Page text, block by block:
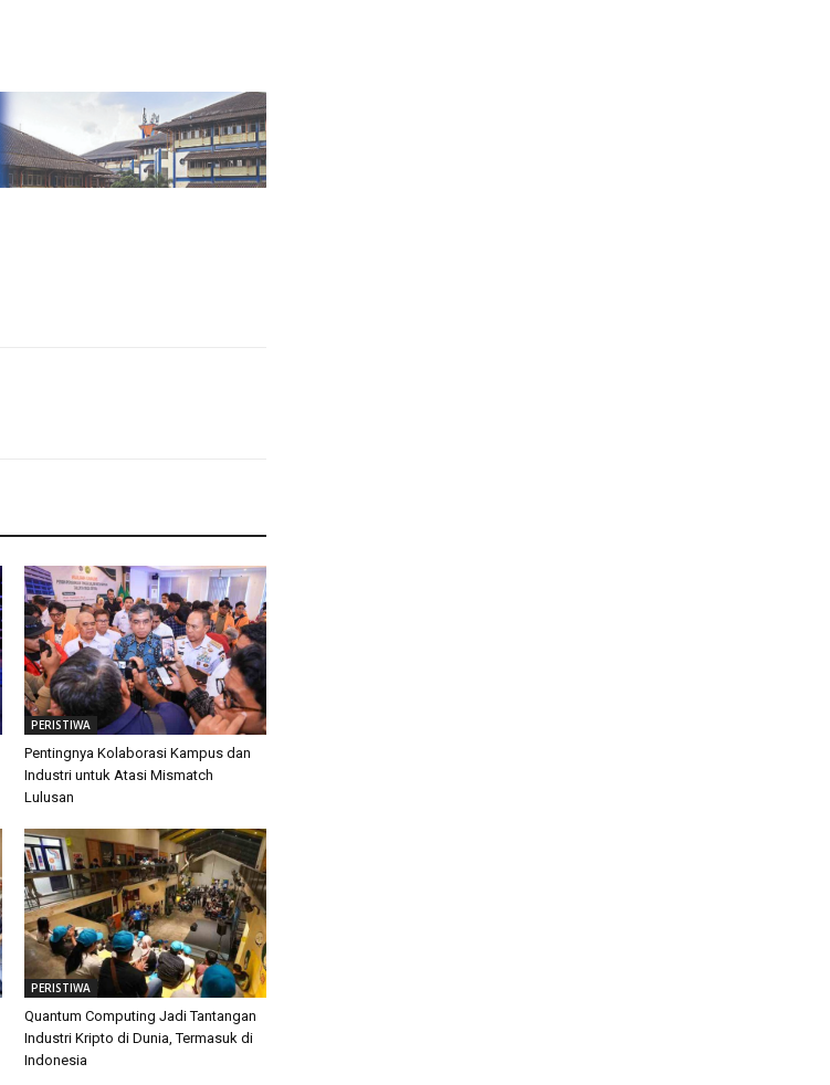
PERISTIWA
Pentingnya Kolaborasi Kampus dan
Industri untuk Atasi Mismatch
Lulusan
PERISTIWA
Quantum Computing Jadi Tantangan
Industri Kripto di Dunia, Termasuk di
Indonesia